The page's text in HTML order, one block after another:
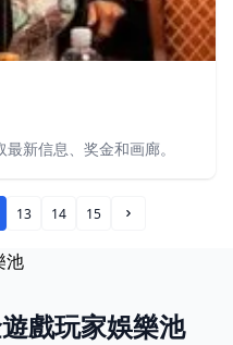
新信息、奖金和画廊。
13 14 15 Next Page
戲玩家娛樂池